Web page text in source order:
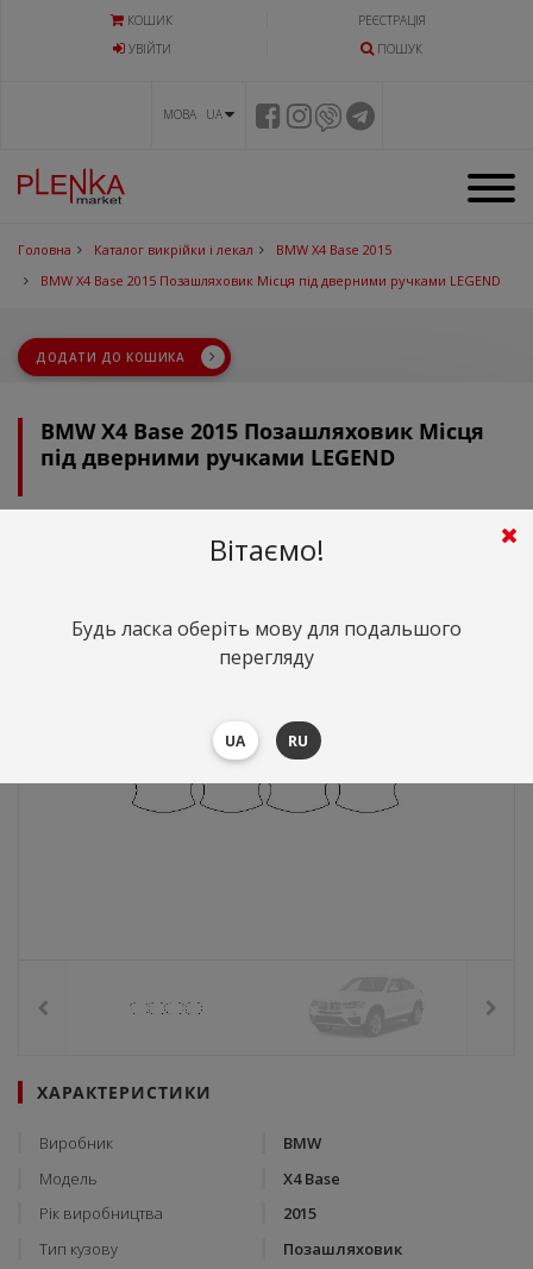
КОШИК
РЕЄСТРАЦІЯ
УВIЙТИ
ПОШУК
МОВА UA
Головна Каталог викрійки і лекал
BMW X4 Base 2015
BMW X4 Base 2015 Позашляховик Місця під дверними ручками LEGEND
ДОДАТИ ДО КОШИКА
BMW X4 Base 2015 Позашляховик Місця
під дверними ручками LEGEND
грн.
ХАРАКТЕРИСТИКИ
Виробник
BMW
Модель
X4 Base
Рік виробництва
2015
Тип кузову
Позашляховик
Вітаємо!
Будь ласка оберіть мову для подальшого
перегляду
UA RU